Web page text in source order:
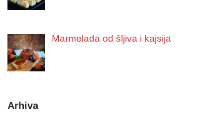
Marmelada od šljiva i kajsija
Arhiva